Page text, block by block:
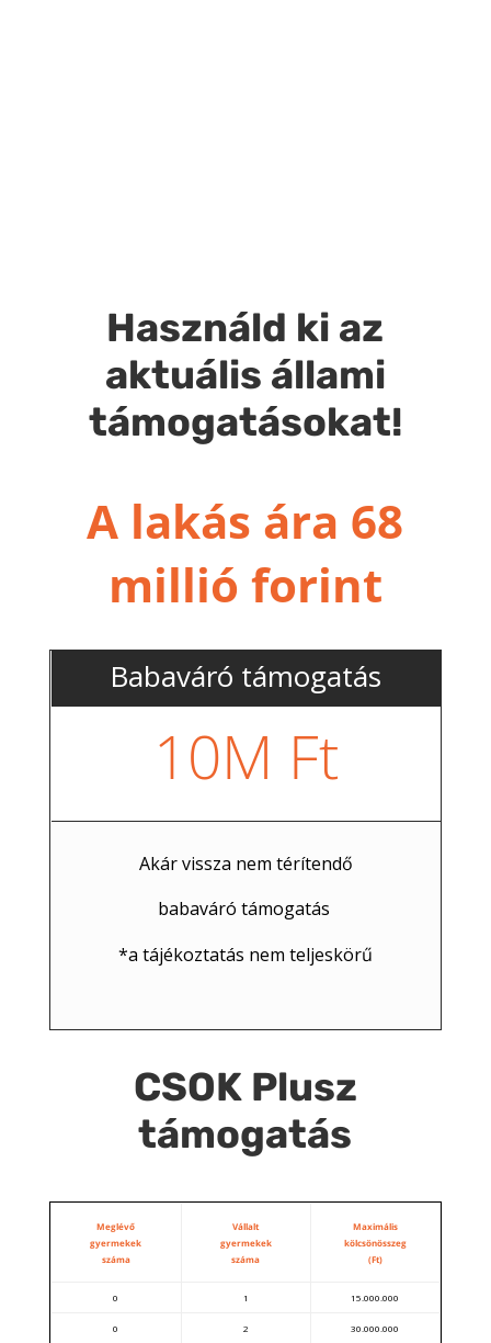
Használd ki az
aktuális állami
támogatásokat!
A lakás ára 68
millió forint
Babaváró támogatás
10M Ft
Akár vissza nem térítendő
babaváró támogatás
*a tájékoztatás nem teljeskörű
CSOK Plusz
támogatás
Meglévő
gyermekek
száma
Vállalt
gyermekek
száma
Maximális
kölcsönösszeg
(Ft)
0 1 15.000.000
0 2 30.000.000